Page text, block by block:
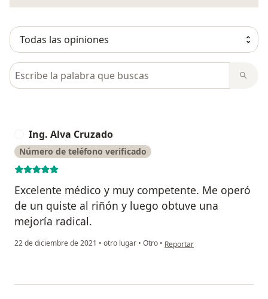
Busca en opiniones
Ing. Alva Cruzado
Número de teléfono verificado
Excelente médico y muy competente. Me operó
de un quiste al riñón y luego obtuve una
mejoría radical.
22 de diciembre de 2021 • otro lugar • Otro • en opinión del usuario Ing.
Reportar